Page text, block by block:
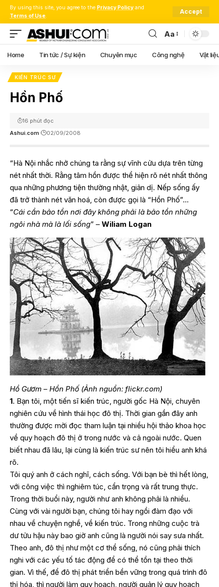
By using this site, you agree to the Privacy Policy and
Terms of Use.
Accept
Font
Resizer
Aa
Home Tin tức / Sự kiện Chuyên mục Công nghệ Vật
KIẾN TRÚC SƯ
Hồn Phố
Ashui.com 02/09/2008
16 phút đọc
“Hà Nội nhắc nhở chúng ta rằng sự vĩnh cửu dựa trên từng
nét nhất thời. Rằng tâm hồn được thể hiện rõ nét nhất thông
qua những phương tiện thường nhật, giản dị. Nếp sống ấy
đã trở thành nét văn hoá, còn được gọi là “Hồn Phố”…
“Cái cần bảo tồn nơi đây không phải là bảo tồn những
ngôi nhà mà là lối sống” – Wiliam Logan
Hồ Gươm – Hồn Phố (Ảnh nguồn: flickr.com)
1. Bạn tôi, một tiến sĩ kiến trúc, người gốc Hà Nội, chuyên
nghiên cứu về hình thái học đô thị. Thời gian gần đây anh
thường được mời đọc tham luận tại nhiều hội thảo khoa học
về quy hoạch đô thị ở trong nước và cả ngoài nước. Quen
biết nhau đã lâu, lại cùng là kiến trúc sư nên tôi hiểu anh khá
rõ.
Tôi quý anh ở cách nghĩ, cách sống. Với bạn bè thì hết lòng,
với công việc thì nghiêm túc, cẩn trọng và rất trung thực.
Trong thời buổi này, người như anh không phải là nhiều.
Cùng với vài người bạn, chúng tôi hay ngồi đàm đạo với
nhau về chuyện nghề, về kiến trúc. Trong những cuộc trà
dư tửu hậu này bao giờ anh cũng là người nói say sưa nhất.
Theo anh, đô thị như một cơ thể sống, nó cũng phải thích
nghi với các yếu tố tác động để có thể tồn tại theo thời
gian. Vì thế, để đô thị phát triển bền vững trong quá trình đô
thị hóa, thì người làm quy hoạch, người quản lý quy hoạch